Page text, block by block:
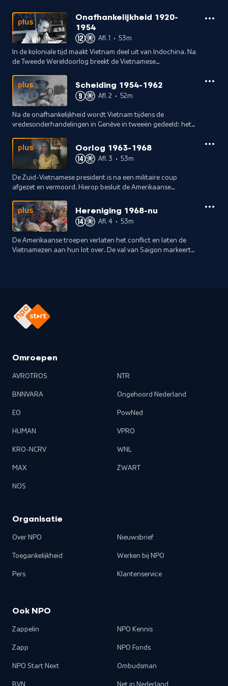
plus
Onafhankelijkheid 1920-
1954
Afl. 1 • 53m
In de koloniale tijd maakt Vietnam deel uit van Indochina. Na
de Tweede Wereldoorlog breekt de Vietnamese
door communistenleider Ho Chi Minh.
plus Scheiding 1954-1962
Afl. 2 • 52m
Na de onafhankelijkheid wordt Vietnam tijdens de
vredesonderhandelingen in Genève in tweeën gedeeld: het
Zuiden wordt beschermd door de VS.
plus Oorlog 1963-1968
Afl. 3 • 53m
De Zuid-Vietnamese president is na een militaire coup
afgezet en vermoord. Hierop besluit de Amerikaanse
gevolg dat het conflict escaleert.
plus Hereniging 1968-nu
Afl. 4 • 53m
De Amerikaanse troepen verlaten het conflict en laten de
Vietnamezen aan hun lot over. De val van Saigon markeert
Omroepen
AVROTROS
BNNVARA
EO
HUMAN
KRO-NCRV
MAX
NOS
NTR
Ongehoord Nederland
PowNed
VPRO
WNL
ZWART
Organisatie
Over NPO
Toegankelijkheid
Pers
Nieuwsbrief
Werken bij NPO
Klantenservice
Ook NPO
Zappelin
Zapp
NPO Start Next
BVN
NPO Kennis
NPO Fonds
Ombudsman
Net in Nederland